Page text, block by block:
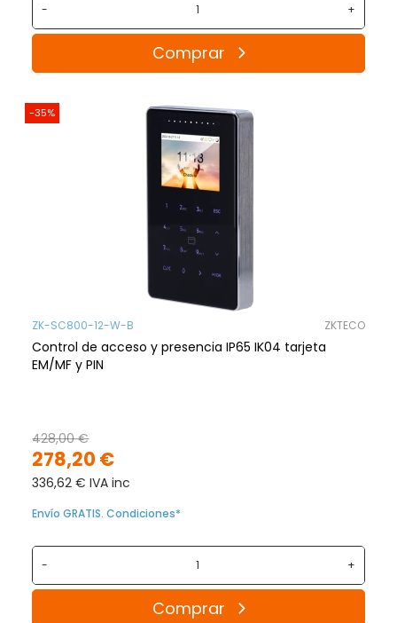
- +
Comprar
-35%
ZK-SC800-12-W-B ZKTECO
Control de acceso y presencia IP65 IK04 tarjeta
EM/MF y PIN
278,20 €
428,00 €
336,62 € IVA inc
Envío GRATIS. Condiciones*
- +
Comprar